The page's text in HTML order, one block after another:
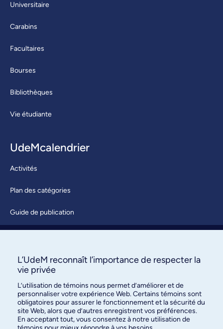
Universitaire
Carabins
Facultaires
Bourses
Bibliothèques
Vie étudiante
UdeMcalendrier
Activités
Plan des catégories
Guide de publication
À propos / Nous joindre
L’UdeM reconnaît l’importance de respecter la
vie privée
L’utilisation de témoins nous permet d’améliorer et de
personnaliser votre expérience Web. Certains témoins sont
obligatoires pour assurer le fonctionnement et la sécurité du
site Web, alors que d’autres enregistrent vos préférences.
En acceptant tout, vous consentez à notre utilisation de